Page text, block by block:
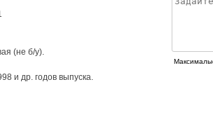
(не б/у).
и др. годов выпуска.